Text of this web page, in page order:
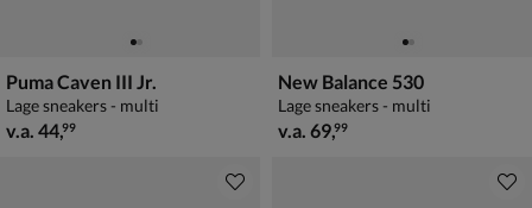
Puma Caven III Jr.
Lage sneakers - multi
vanaf € 44,99
v.a. 44,99
New Balance 530
Lage sneakers - multi
vanaf € 69,99
v.a. 69,99